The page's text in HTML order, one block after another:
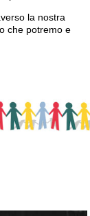
la nostra
che potremo e